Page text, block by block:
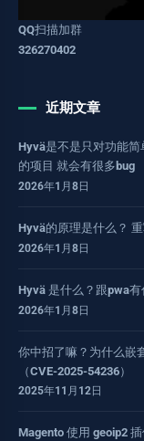
QQ扫描加群
326270402
近期文章
Hyvä是不是只对功能
的项目 就会有很多bug
2026年1月8日
Hyvä的原理是什么？
2026年1月8日
Hyvä 是什么？跟pwa
2026年1月8日
你中招了嘛？为什么嵌
（CVE-2025-54236）
2025年11月12日
Magento 使用 geoip2